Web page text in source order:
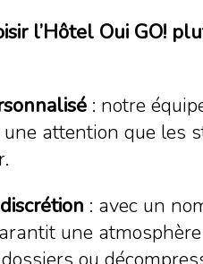
l’Hôtel Oui GO!
: notre
une attention que les
: avec un
une